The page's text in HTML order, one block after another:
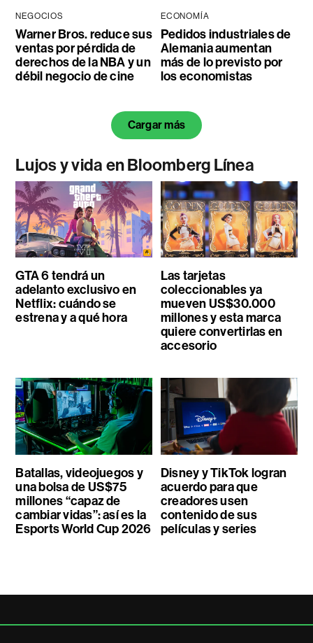
NEGOCIOS
Warner Bros. reduce sus
ventas por pérdida de
derechos de la NBA y un
débil negocio de cine
ECONOMÍA
Pedidos industriales de
Alemania aumentan
más de lo previsto por
los economistas
Cargar más
Lujos y vida en Bloomberg Línea
GTA 6 tendrá un
adelanto exclusivo en
Netflix: cuándo se
estrena y a qué hora
Las tarjetas
coleccionables ya
mueven US$30.000
millones y esta marca
quiere convertirlas en
accesorio
Batallas, videojuegos y
una bolsa de US$75
millones “capaz de
cambiar vidas”: así es la
Esports World Cup 2026
Disney y TikTok logran
acuerdo para que
creadores usen
contenido de sus
películas y series